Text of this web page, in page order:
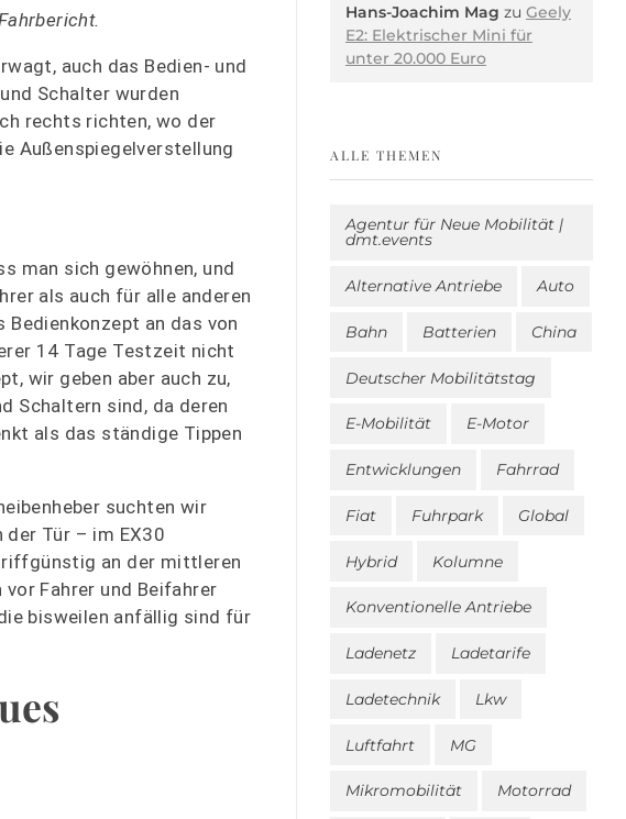
auch das Bedien- und
Schalter wurden
rechts richten, wo der
Außenspiegelverstellung
man sich gewöhnen, und
als auch für alle anderen
an das von
14 Tage Testzeit nicht
wir geben aber auch zu,
Schaltern sind, da deren
als das ständige Tippen
suchten wir
Tür – im EX30
an der mittleren
Fahrer und Beifahrer
bisweilen anfällig sind für
Hans-Joachim Mag zu Geely
E2: Elektrischer Mini für
unter 20.000 Euro
ALLE THEMEN
Agentur für Neue Mobilität |
dmt.events
Alternative Antriebe Auto
Bahn Batterien China
Deutscher Mobilitätstag
E-Mobilität E-Motor
Entwicklungen Fahrrad
Fiat Fuhrpark Global
Hybrid Kolumne
Konventionelle Antriebe
Ladenetz Ladetarife
Ladetechnik Lkw
Luftfahrt MG
Mikromobilität Motorrad